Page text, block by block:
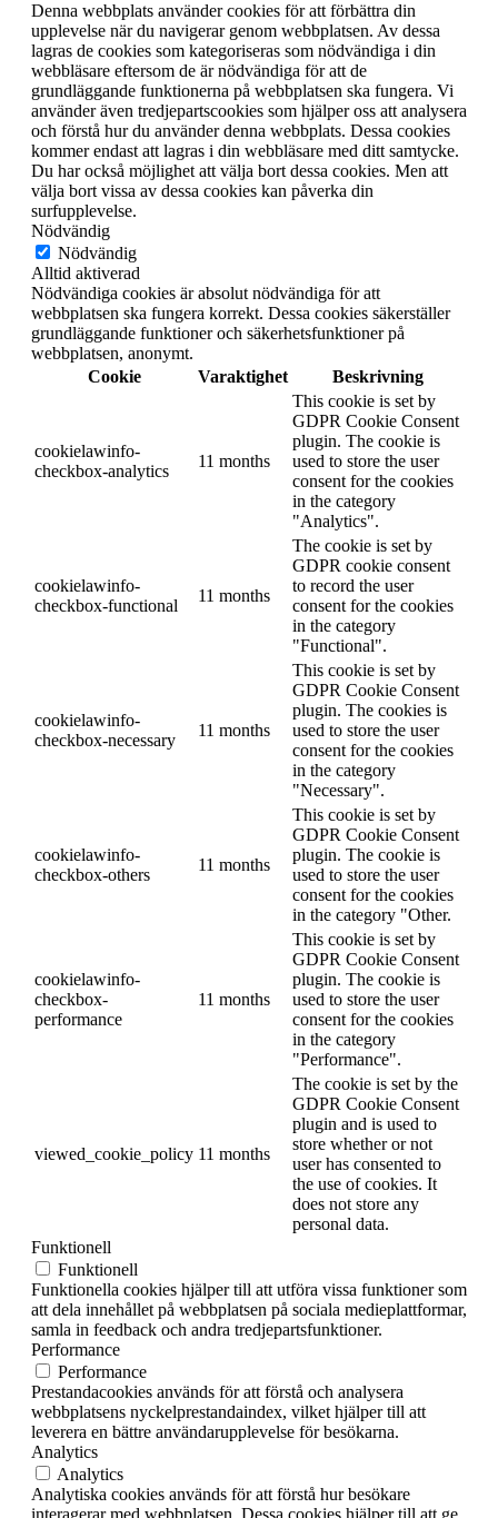
Denna webbplats använder cookies för att förbättra din
upplevelse när du navigerar genom webbplatsen. Av dessa
lagras de cookies som kategoriseras som nödvändiga i din
webbläsare eftersom de är nödvändiga för att de
grundläggande funktionerna på webbplatsen ska fungera. Vi
använder även tredjepartscookies som hjälper oss att analysera
och förstå hur du använder denna webbplats. Dessa cookies
kommer endast att lagras i din webbläsare med ditt samtycke.
Du har också möjlighet att välja bort dessa cookies. Men att
välja bort vissa av dessa cookies kan påverka din
surfupplevelse.
Nödvändig
Nödvändig
Alltid aktiverad
Nödvändiga cookies är absolut nödvändiga för att
webbplatsen ska fungera korrekt. Dessa cookies säkerställer
grundläggande funktioner och säkerhetsfunktioner på
webbplatsen, anonymt.
Cookie
Varaktighet Beskrivning
cookielawinfo-
checkbox-analytics
11 months
This cookie is set by
GDPR Cookie Consent
plugin. The cookie is
used to store the user
consent for the cookies
in the category
"Analytics".
cookielawinfo-
checkbox-functional
11 months
The cookie is set by
GDPR cookie consent
to record the user
consent for the cookies
in the category
"Functional".
cookielawinfo-
checkbox-necessary
11 months
This cookie is set by
GDPR Cookie Consent
plugin. The cookies is
used to store the user
consent for the cookies
in the category
"Necessary".
cookielawinfo-
checkbox-others
11 months
This cookie is set by
GDPR Cookie Consent
plugin. The cookie is
used to store the user
consent for the cookies
in the category "Other.
cookielawinfo-
checkbox-
performance
11 months
This cookie is set by
GDPR Cookie Consent
plugin. The cookie is
used to store the user
consent for the cookies
in the category
"Performance".
viewed_cookie_policy 11 months
The cookie is set by the
GDPR Cookie Consent
plugin and is used to
store whether or not
user has consented to
the use of cookies. It
does not store any
personal data.
Funktionell
Funktionell
Funktionella cookies hjälper till att utföra vissa funktioner som
att dela innehållet på webbplatsen på sociala medieplattformar,
samla in feedback och andra tredjepartsfunktioner.
Performance
Performance
Prestandacookies används för att förstå och analysera
webbplatsens nyckelprestandaindex, vilket hjälper till att
leverera en bättre användarupplevelse för besökarna.
Analytics
Analytics
Analytiska cookies används för att förstå hur besökare